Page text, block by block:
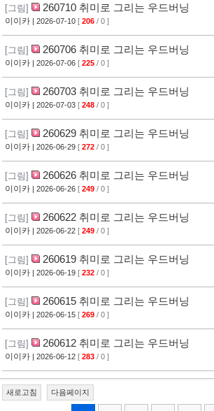
[그림] 260710 취미로 그리는 우드버닝
이이카 | 2026-07-10 [ 206 / 0 ]
[그림] 260706 취미로 그리는 우드버닝
이이카 | 2026-07-06 [ 225 / 0 ]
[그림] 260703 취미로 그리는 우드버닝
이이카 | 2026-07-03 [ 248 / 0 ]
[그림] 260629 취미로 그리는 우드버닝
이이카 | 2026-06-29 [ 272 / 0 ]
[그림] 260626 취미로 그리는 우드버닝
이이카 | 2026-06-26 [ 249 / 0 ]
[그림] 260622 취미로 그리는 우드버닝
이이카 | 2026-06-22 [ 249 / 0 ]
[그림] 260619 취미로 그리는 우드버닝
이이카 | 2026-06-19 [ 232 / 0 ]
[그림] 260615 취미로 그리는 우드버닝
이이카 | 2026-06-15 [ 269 / 0 ]
[그림] 260612 취미로 그리는 우드버닝
이이카 | 2026-06-12 [ 283 / 0 ]
새로고침 다음페이지